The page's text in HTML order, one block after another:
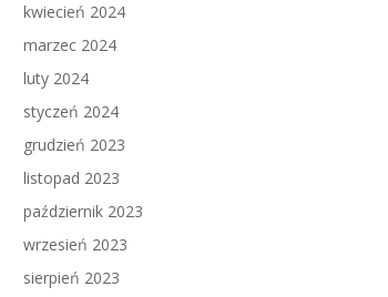
kwiecień 2024
marzec 2024
luty 2024
styczeń 2024
grudzień 2023
listopad 2023
październik 2023
wrzesień 2023
sierpień 2023